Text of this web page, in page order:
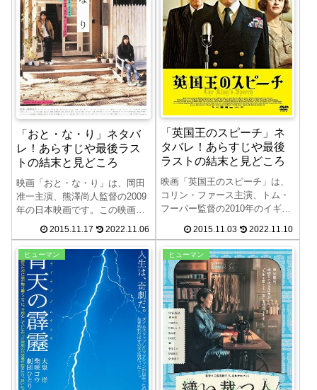
す。
「おと・な・り」ネタバ
レ！あらすじや最後ラス
トの結末と見どころ
映画「おと・な・り」は、岡田
准一主演、熊澤尚人監督の2009
年の日本映画です。この映画
「おと・な・り」のネタバレ、
あらすじや最後ラストの結末、
見所について紹介します。顔も
合わせたことのない隣どうしの
男女が壁越しの音で繋がってい
く物語「おと・な・り」をお楽
しみください。
2015.11.17 2022.11.06
「英国王のスピーチ」ネ
タバレ！あらすじや最後
ラストの結末と見どころ
映画「英国王のスピーチ」は、
コリン・ファース主演、トム・
フーパー監督の2010年のイギリ
のスピーチ」のネタバレ、あら
すじや最後ラストの結末、見所
について紹介します。コンプレ
ックスに苦悩する王をめぐる物
語「英国王のスピーチ」をお楽
しみください。第83回アカデミ
ー賞で、作品賞、監督賞、主演
男優賞、脚本賞4部門を受賞して
います。
2015.11.03 2022.11.10
ヒューマン ヒューマン